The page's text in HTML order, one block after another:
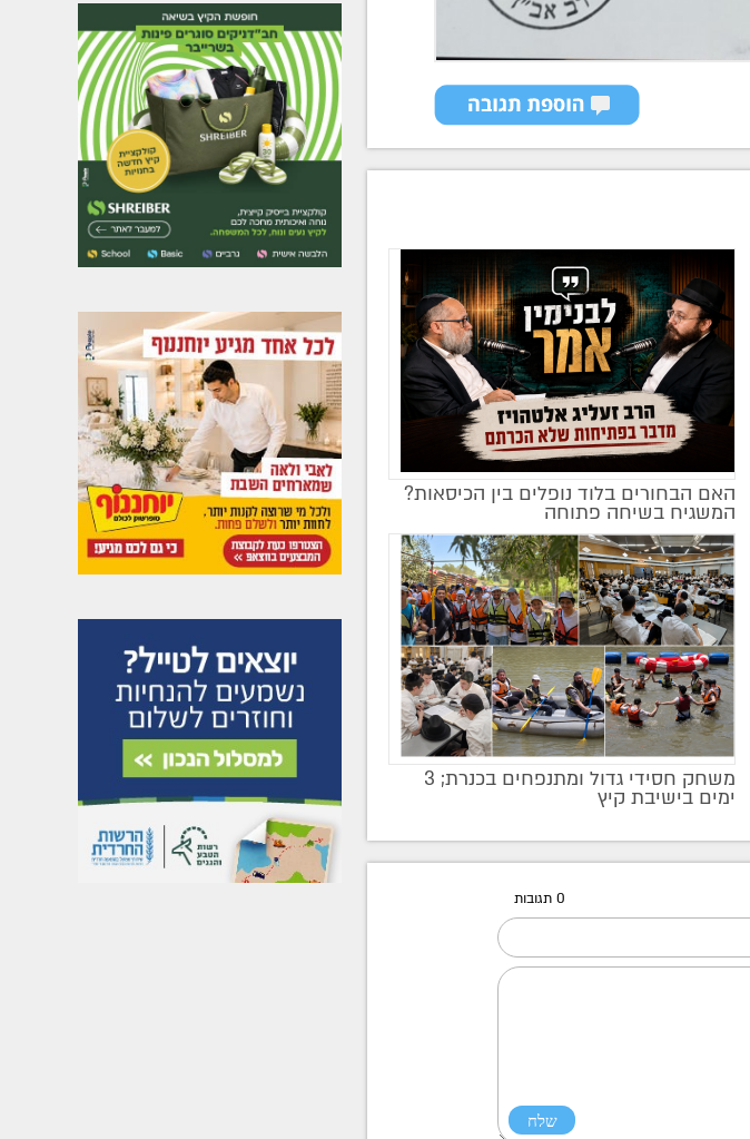
מקודם
האם הבחורים בלוד נופלים בין הכיסאות?
המשגיח בשיחה פתוחה
משחק חסידי גדול ומתנפחים בכנרת; 3
ימים בישיבת קיץ
0 תגובות